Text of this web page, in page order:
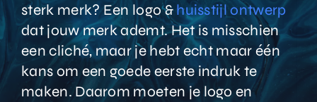
sterk merk? Een logo & huisstijl ontwerp
dat jouw merk ademt. Het is misschien
een cliché, maar je hebt echt maar één
kans om een goede eerste indruk te
maken. Daarom moeten je logo en